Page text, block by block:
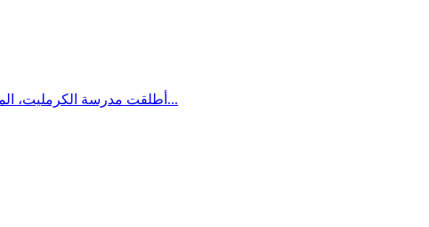
أطلقت مدرسة الكرمليت، المدرسة الايطالية في حيفا، هذا الاسبوع سلسلة نشاطات "أذار الثقافة 2017 " وذلك باستضافة مركز مساواة لتأكيد أهمية الحقوق الثقافية...